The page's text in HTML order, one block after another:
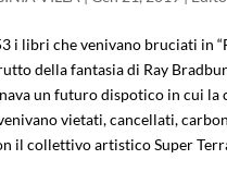
i libri che venivano bruciati in
della fantasia di Ray
un futuro dispotico in cui la
vietati, cancellati,
il collettivo artistico Super